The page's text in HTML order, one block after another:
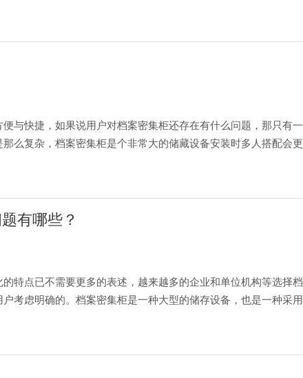
与快捷，如果说用户对档案密集柜还存在有什么问题，那只有
么复杂，档案密集柜是个非常大的储藏设备安装时多人搭配会
有哪些？
特点已不需要更多的表述，越来越多的企业和单位机构等选择
考虑明确的。档案密集柜是一种大型的储存设备，也是一种采